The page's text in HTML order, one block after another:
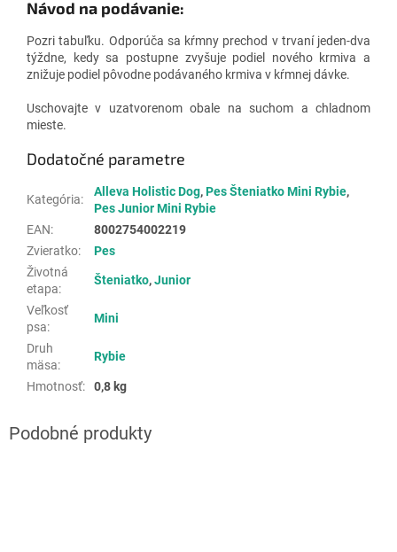
Návod na podávanie:
Pozri tabuľku. Odporúča sa kŕmny prechod v trvaní jeden-dva
týždne, kedy sa postupne zvyšuje podiel nového krmiva a
znižuje podiel pôvodne podávaného krmiva v kŕmnej dávke.
Uschovajte v uzatvorenom obale na suchom a chladnom
mieste.
Dodatočné parametre
Kategória:
Alleva Holistic Dog,Pes Šteniatko Mini Rybie,
Pes Junior Mini Rybie
EAN:
8002754002219
Zvieratko:
Pes
Životná
etapa:
Šteniatko,Junior
Veľkosť
psa:
Mini
Druh
mäsa:
Rybie
Hmotnosť: 0,8 kg